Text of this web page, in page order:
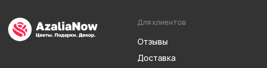
Для клиентов
Отзывы
Доставка